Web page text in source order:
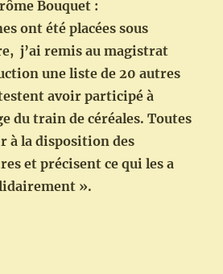
Bouquet :
ont été placées sous
j’ai remis au magistrat
une liste de 20 autres
avoir participé à
du train de céréales. Toutes
à la disposition des
et précisent ce qui les a
».